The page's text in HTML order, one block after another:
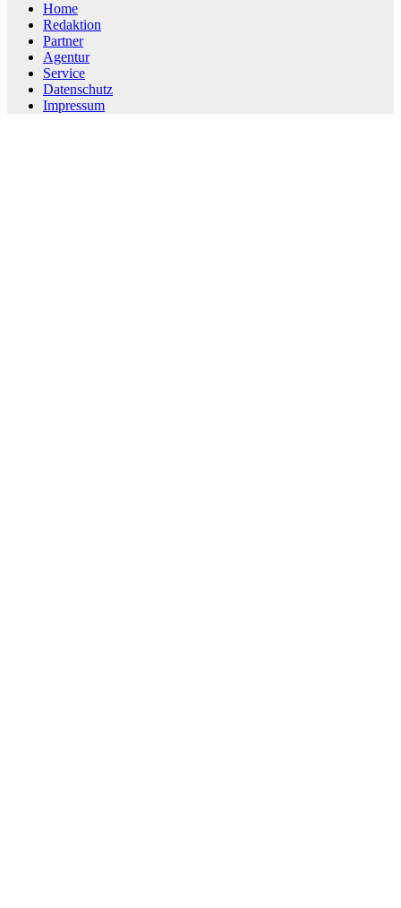
Home
Redaktion
Partner
Agentur
Service
Datenschutz
Impressum